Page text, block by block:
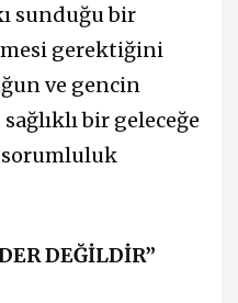
sunduğu bir
gerektiğini
ve gencin
bir geleceğe
sorumluluk
DEĞİLDİR”